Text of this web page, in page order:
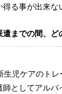
得る事が出来な
遣までの間、
生児ケアのト
としてアルバ